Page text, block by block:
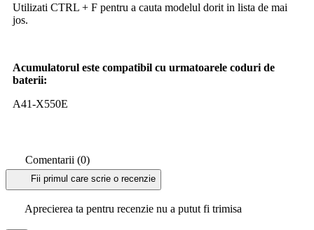
Utilizati CTRL + F pentru a cauta modelul dorit in lista de mai
jos.
Acumulatorul este compatibil cu urmatoarele coduri de
baterii:
A41-X550E
Comentarii (0)
Fii primul care scrie o recenzie
Aprecierea ta pentru recenzie nu a putut fi trimisa